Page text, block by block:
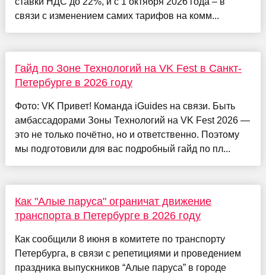
связи с изменением самих тарифов на комм...
Гайд по Зоне Технологий на VK Fest в Санкт-
Петербурге в 2026 году
Фото: VK Привет! Команда iGuides на связи. Быть
амбассадорами Зоны Технологий на VK Fest 2026 —
это не только почётно, но и ответственно. Поэтому
мы подготовили для вас подробный гайд по пл...
Как "Алые паруса" ограничат движение
транспорта в Петербурге в 2026 году
Как сообщили 8 июня в комитете по транспорту
Петербурга, в связи с репетициями и проведением
праздника выпускников “Алые паруса” в городе